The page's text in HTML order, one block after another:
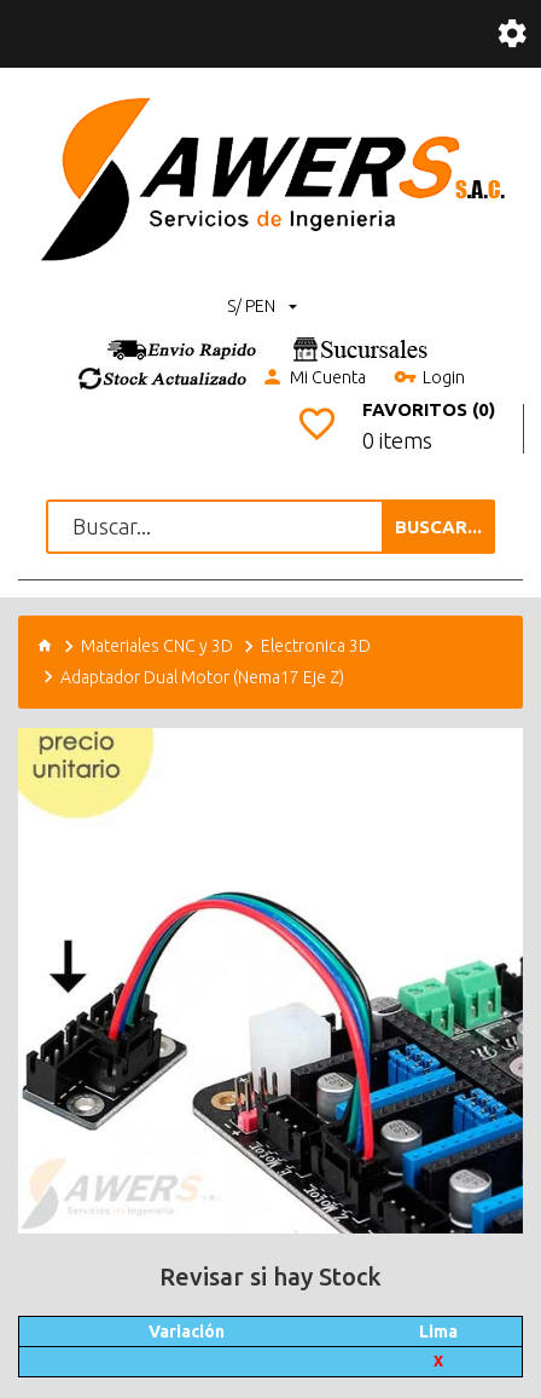
S/ PEN
Mi Cuenta Login
FAVORITOS (0)
0 items
BUSCAR...
Materiales CNC y 3D
Electronica 3D
Adaptador Dual Motor (Nema17 Eje Z)
Revisar si hay Stock
Variación Lima
X